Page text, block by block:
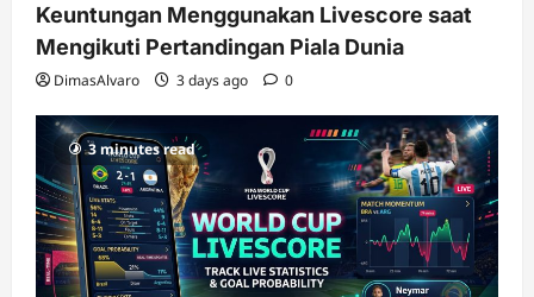
Keuntungan Menggunakan Livescore saat
Mengikuti Pertandingan Piala Dunia
DimasAlvaro 3 days ago 0
3 minutes read